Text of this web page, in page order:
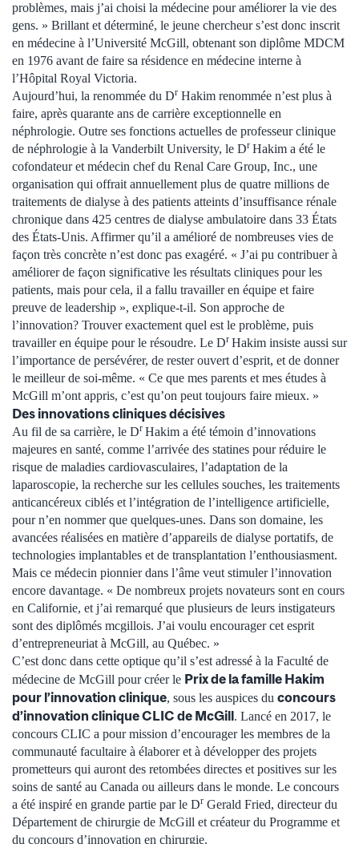
problèmes, mais j’ai choisi la médecine pour améliorer la vie des
gens. » Brillant et déterminé, le jeune chercheur s’est donc inscrit
en médecine à l’Université McGill, obtenant son diplôme MDCM
en 1976 avant de faire sa résidence en médecine interne à
l’Hôpital Royal Victoria.
Aujourd’hui, la renommée du Dr Hakim renommée n’est plus à
faire, après quarante ans de carrière exceptionnelle en
néphrologie. Outre ses fonctions actuelles de professeur clinique
de néphrologie à la Vanderbilt University, le Dr Hakim a été le
cofondateur et médecin chef du Renal Care Group, Inc., une
organisation qui offrait annuellement plus de quatre millions de
traitements de dialyse à des patients atteints d’insuffisance rénale
chronique dans 425 centres de dialyse ambulatoire dans 33 États
des États-Unis. Affirmer qu’il a amélioré de nombreuses vies de
façon très concrète n’est donc pas exagéré. « J’ai pu contribuer à
améliorer de façon significative les résultats cliniques pour les
patients, mais pour cela, il a fallu travailler en équipe et faire
preuve de leadership », explique-t-il. Son approche de
l’innovation? Trouver exactement quel est le problème, puis
travailler en équipe pour le résoudre. Le Dr Hakim insiste aussi sur
l’importance de persévérer, de rester ouvert d’esprit, et de donner
le meilleur de soi-même. « Ce que mes parents et mes études à
McGill m’ont appris, c’est qu’on peut toujours faire mieux. »
Des innovations cliniques décisives
Au fil de sa carrière, le Dr Hakim a été témoin d’innovations
majeures en santé, comme l’arrivée des statines pour réduire le
risque de maladies cardiovasculaires, l’adaptation de la
laparoscopie, la recherche sur les cellules souches, les traitements
anticancéreux ciblés et l’intégration de l’intelligence artificielle,
pour n’en nommer que quelques-unes. Dans son domaine, les
avancées réalisées en matière d’appareils de dialyse portatifs, de
technologies implantables et de transplantation l’enthousiasment.
Mais ce médecin pionnier dans l’âme veut stimuler l’innovation
encore davantage. « De nombreux projets novateurs sont en cours
en Californie, et j’ai remarqué que plusieurs de leurs instigateurs
sont des diplômés mcgillois. J’ai voulu encourager cet esprit
d’entrepreneuriat à McGill, au Québec. »
C’est donc dans cette optique qu’il s’est adressé à la Faculté de
médecine de McGill pour créer le Prix de la famille Hakim
pour l’innovation clinique, sous les auspices du concours
d’innovation clinique CLIC de McGill. Lancé en 2017, le
concours CLIC a pour mission d’encourager les membres de la
communauté facultaire à élaborer et à développer des projets
prometteurs qui auront des retombées directes et positives sur les
soins de santé au Canada ou ailleurs dans le monde. Le concours
a été inspiré en grande partie par le Dr Gerald Fried, directeur du
Département de chirurgie de McGill et créateur du Programme et
du concours d’innovation en chirurgie.